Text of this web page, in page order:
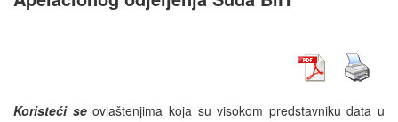
Koristeći seovlaštenjima koja su visokom predstavniku data u